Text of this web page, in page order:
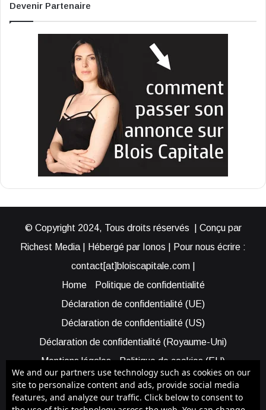
Devenir Partenaire
© Copyright 2024, Tous droits réservés | Conçu par
Richest Media | Hébergé par Ionos | Pour nous écrire :
contact[at]bloiscapitale.com |
Home
Politique de confidentialité
Déclaration de confidentialité (UE)
Déclaration de confidentialité (US)
Déclaration de confidentialité (Royaume-Uni)
Mentions légales
Politique de cookies (EU)
Cookie Policy (AUS)
Cookie Policy (US)
Qui sommes-nous ?
Participer à Blois Capitale
We and our partners use technology such as cookies on our
site to personalize content and ads, provide social media
features, and analyze our traffic. Click below to consent to